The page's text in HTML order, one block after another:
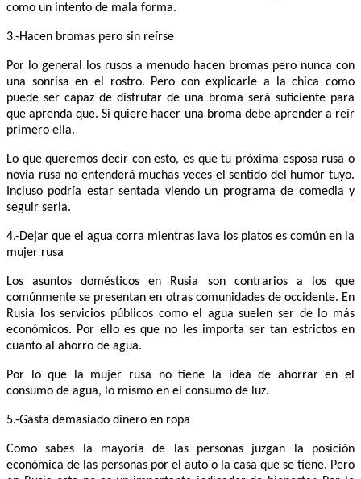
como un intento de mala forma.
3.-Hacen bromas pero sin reírse
Por lo general los rusos a menudo hacen bromas pero nunca con
una sonrisa en el rostro. Pero con explicarle a la chica como
puede ser capaz de disfrutar de una broma será suficiente para
que aprenda que. Si quiere hacer una broma debe aprender a reír
primero ella.
Lo que queremos decir con esto, es que tu próxima esposa rusa o
novia rusa no entenderá muchas veces el sentido del humor tuyo.
Incluso podría estar sentada viendo un programa de comedia y
seguir seria.
4.-Dejar que el agua corra mientras lava los platos es común en la
mujer rusa
Los asuntos domésticos en Rusia son contrarios a los que
comúnmente se presentan en otras comunidades de occidente. En
Rusia los servicios públicos como el agua suelen ser de lo más
económicos. Por ello es que no les importa ser tan estrictos en
cuanto al ahorro de agua.
Por lo que la mujer rusa no tiene la idea de ahorrar en el
consumo de agua, lo mismo en el consumo de luz.
5.-Gasta demasiado dinero en ropa
Como sabes la mayoría de las personas juzgan la posición
económica de las personas por el auto o la casa que se tiene. Pero